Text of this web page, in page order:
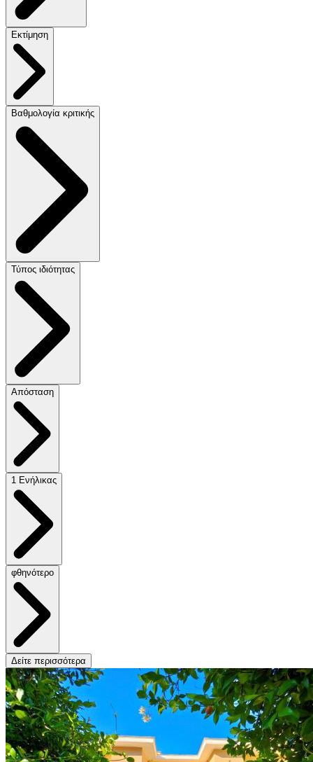
Εκτίμηση
Βαθμολογία κριτικής
Τύπος ιδιότητας
Απόσταση
1 Ενήλικας
φθηνότερο
Δείτε περισσότερα